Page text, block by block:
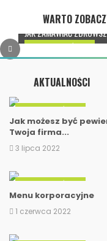
WARTO
DIETA I STYL ŻYCIA
JAK ZAMAWIAĆ
AKTUALNOŚCI
DIETA I STYL ŻYCIA
Jak możesz być
Twoja firma...
3 lipca 2022
DIETA I STYL ŻYCIA
Menu korporacyjne
1 czerwca 2022